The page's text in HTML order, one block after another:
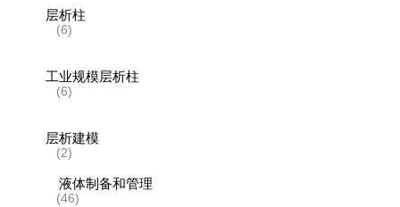
层析柱
(6)
工业规模层析柱
(6)
层析建模
(2)
液体制备和管理
(46)